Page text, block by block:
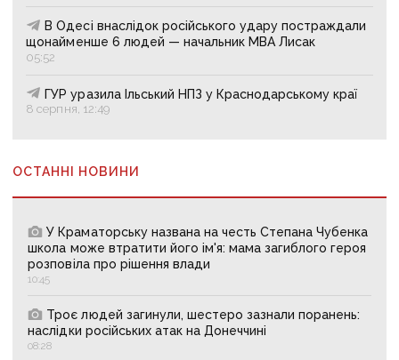
В Одесі внаслідок російського удару постраждали
щонайменше 6 людей — начальник МВА Лисак
05:52
ГУР уразила Ільський НПЗ у Краснодарському краї
8 серпня, 12:49
ОСТАННІ НОВИНИ
У Краматорську названа на честь Степана Чубенка
школа може втратити його ім'я: мама загиблого героя
розповіла про рішення влади
10:45
Троє людей загинули, шестеро зазнали поранень:
наслідки російських атак на Донеччині
08:28